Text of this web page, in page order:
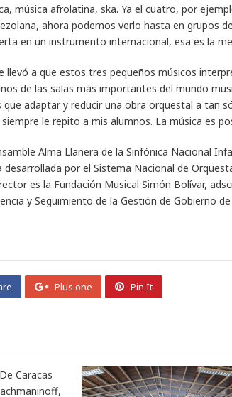
música afrolatina, ska. Ya el cuatro, por
ahora podemos verlo hasta en grupos
en un instrumento internacional, esa es la
llevó a que estos tres pequeños músicos
de las salas más importantes del mundo
adaptar y reducir una obra orquestal a tan
le repito a mis alumnos. La música es
Alma Llanera de la Sinfónica Nacional
por el Sistema Nacional de
es la Fundación Musical Simón Bolívar,
y Seguimiento de la Gestión de Gobierno
Plus one Pin It